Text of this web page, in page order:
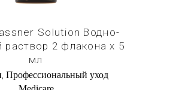
Solution Водно-
раствор 2 флакона х 5
мл
, Профессиональный уход